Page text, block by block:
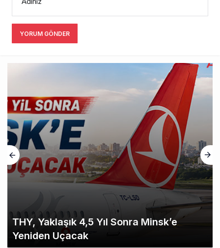
YORUM GÖNDER
THY, Yaklaşık 4,5 Yıl Sonra Minsk’e
Yeniden Uçacak